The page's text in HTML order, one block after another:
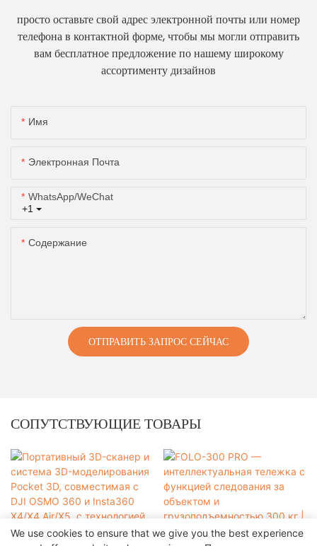
просто оставьте свой адрес электронной почты или номер
телефона в контактной форме, чтобы мы могли отправить
вам бесплатное предложение по нашему широкому
ассортименту дизайнов
Имя
Электронная Почта
+1
WhatsApp/WeChat
Содержание
ОТПРАВИТЬ ЗАПРОС СЕЙЧАС
СОПУТСТВУЮЩИЕ ТОВАРЫ
We use cookies to ensure that we give you the best experience